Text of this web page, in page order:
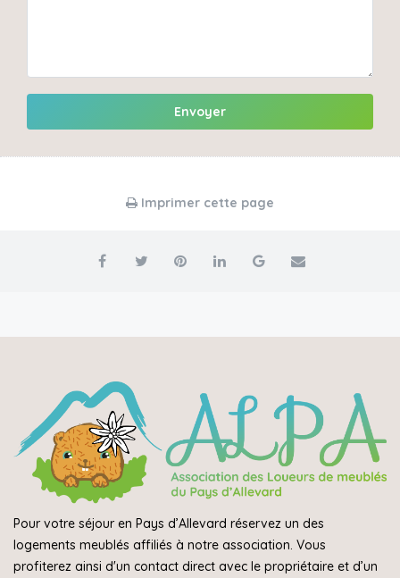
Envoyer
Imprimer cette page
Pour votre séjour en Pays d’Allevard réservez un des
logements meublés affiliés à notre association. Vous
profiterez ainsi d'un contact direct avec le propriétaire et d’un